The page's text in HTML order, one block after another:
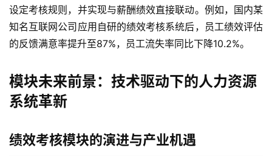
设定考核规则，并实现与薪酬绩效直接联动。例如，国内某
知名互联网公司应用自研的绩效考核系统后，员工绩效评估
的反馈满意率提升至87%，员工流失率同比下降10.2%。
模块未来前景：技术驱动下的人力资源
系统革新
绩效考核模块的演进与产业机遇